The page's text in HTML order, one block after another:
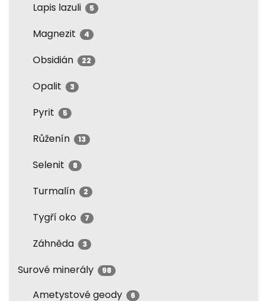
Lapis lazuli 5
Magnezit 4
Obsidián 22
Opalit 3
Pyrit 5
Růženín 13
Selenit 8
Turmalín 2
Tygří oko 7
Záhněda 3
Surové minerály 98
Ametystové geody 6